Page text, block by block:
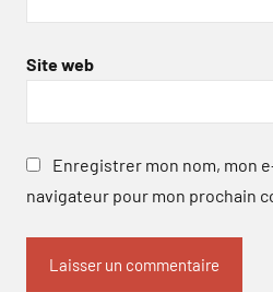
Site web
Enregistrer mon nom, mon
navigateur pour mon prochain